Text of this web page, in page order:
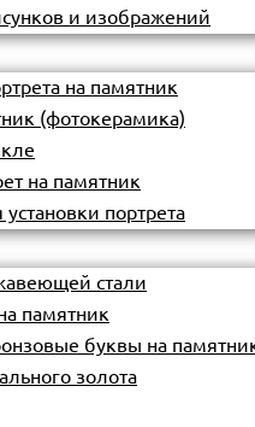
и изображений
на памятник
(фотокерамика)
на памятник
портрета
стали
памятник
буквы на
золота